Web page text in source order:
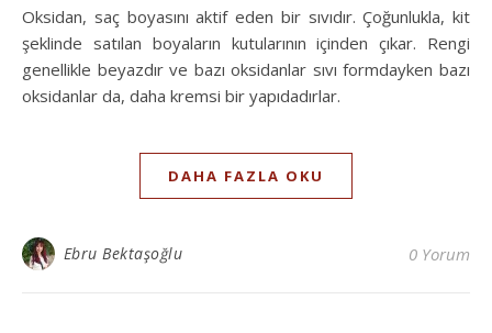
Oksidan, saç boyasını aktif eden bir sıvıdır. Çoğunlukla, kit
şeklinde satılan boyaların kutularının içinden çıkar. Rengi
genellikle beyazdır ve bazı oksidanlar sıvı formdayken bazı
oksidanlar da, daha kremsi bir yapıdadırlar.
DAHA FAZLA OKU
Ebru Bektaşoğlu 0 Yorum